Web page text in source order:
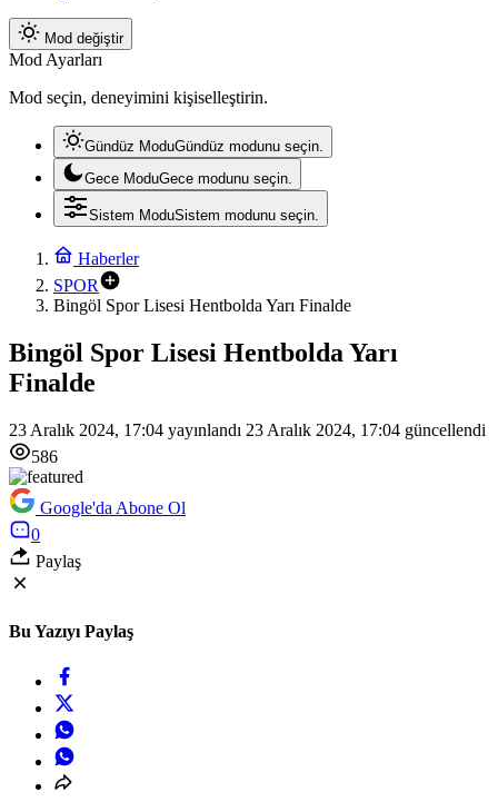
Mod değiştir
Mod Ayarları
Mod seçin, deneyimini kişiselleştirin.
Gündüz ModuGündüz modunu seçin.
Gece ModuGece modunu seçin.
Sistem ModuSistem modunu seçin.
Haberler
SPOR
Bingöl Spor Lisesi Hentbolda Yarı Finalde
Bingöl Spor Lisesi Hentbolda Yarı
Finalde
23 Aralık 2024, 17:04 yayınlandı 23 Aralık 2024, 17:04 güncellendi
586
Google'da Abone Ol
0
Paylaş
Bu Yazıyı Paylaş